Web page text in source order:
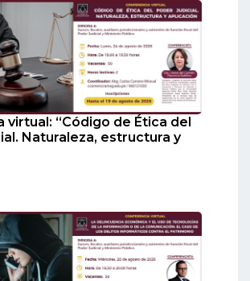
virtual: “Código de Ética del
Naturaleza, estructura y